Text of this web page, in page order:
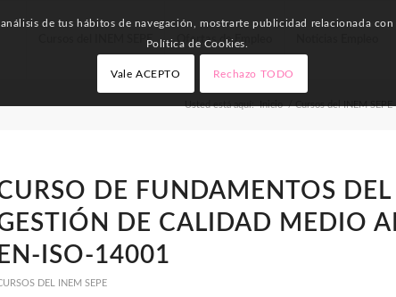
Cursos del INEM SEPE Ofertas de Empleo
Usted está aquí: Inicio / Cursos del INEM SEPE
DE FUNDAMENTOS DEL
DE CALIDAD MEDIO
EN-ISO-14001
DEL INEM SEPE
de tus hábitos de navegación, mostrarte publicidad relacionada
Política de Cookies.
Vale ACEPTO Rechazo TODO